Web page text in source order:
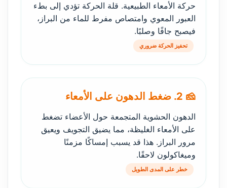
حركة الأمعاء الطبيعية. قلة الحركة تؤدي إلى بطء
العبور المعوي وامتصاص مفرط للماء من البراز،
فيصبح جافًا وصلبًا.
تحفيز الحركة ضروري
🧀 2. ضغط الدهون على الأمعاء
الدهون الحشوية المتجمعة حول الأعضاء تضغط
على الأمعاء الغليظة، مما يضيق التجويف ويعيق
مرور البراز. هذا قد يسبب إمساكًا مزمنًا
وميغاكولون لاحقًا.
خطر على المدى الطويل